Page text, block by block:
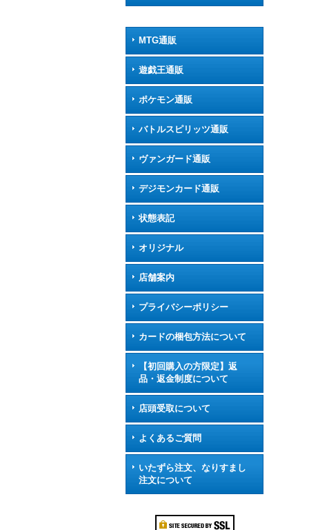
MTG通販
遊戯王通販
ポケモン通販
バトルスピリッツ通販
ヴァンガード通販
デジモンカード通販
状態表記
オリジナル
店舗案内
プライバシーポリシー
カードの梱包方法について
【初回購入の方限定】返
品・返金制度について
店頭受取について
よくあるご質問
いたずら注文、なりすまし
注文について